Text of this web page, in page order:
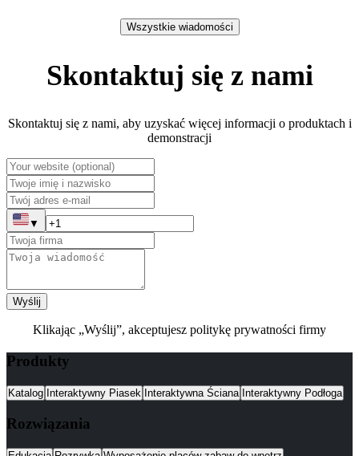
Wszystkie wiadomości
Skontaktuj się z nami
Skontaktuj się z nami, aby uzyskać więcej informacji o produktach i
demonstracji
▼
Wyślij
Klikając „Wyślij”, akceptujesz politykę prywatności firmy
Produkty
Katalog Interaktywny Piasek Interaktywna Ściana Interaktywny Podłoga
Rozwiązania